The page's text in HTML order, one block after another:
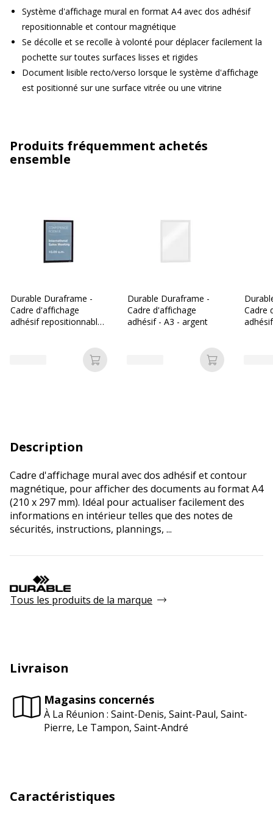
Système d'affichage mural en format A4 avec dos adhésif
repositionnable et contour magnétique
Se décolle et se recolle à volonté pour déplacer facilement la
pochette sur toutes surfaces lisses et rigides
Document lisible recto/verso lorsque le système d'affichage
est positionné sur une surface vitrée ou une vitrine
Produits fréquemment achetés
ensemble
Durable Duraframe -
Cadre d'affichage
adhésif repositionnable
Ajouter au panier
Durable Duraframe -
Cadre d'affichage
adhésif - A3 - argent
Ajouter au
Cadre
Description
Cadre d'affichage mural avec dos adhésif et contour
magnétique, pour afficher des documents au format A4
(210 x 297 mm). Idéal pour actualiser facilement des
informations en intérieur telles que des notes de
sécurités, instructions, plannings, ...
Tous les produits de la marque
Livraison
Magasins concernés
À La Réunion : Saint-Denis, Saint-Paul, Saint-
Pierre, Le Tampon, Saint-André
Caractéristiques